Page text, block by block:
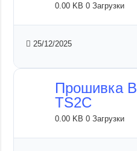
0.00 KB0 Загрузки
25/12/2025
Прошивка
TS2C
0.00 KB0 Загрузки